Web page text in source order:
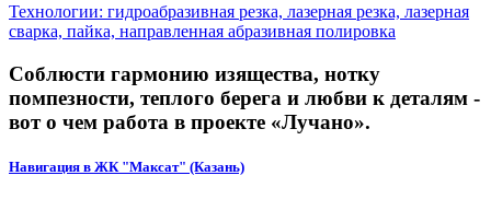
Технологии: гидроабразивная резка, лазерная резка, лазерная
сварка, пайка, направленная абразивная полировка
Соблюсти гармонию изящества, нотку
помпезности, теплого берега и любви к деталям -
вот о чем работа в проекте «Лучано».
Навигация в ЖК "Максат" (Казань)